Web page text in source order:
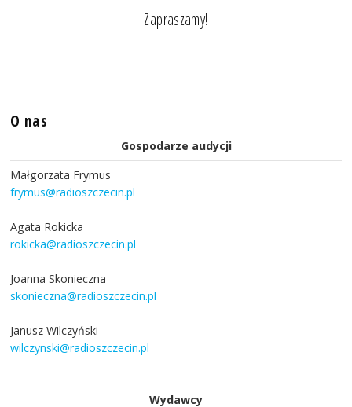
Zapraszamy!
O nas
Gospodarze audycji
Małgorzata Frymus
frymus@radioszczecin.pl
Agata Rokicka
rokicka@radioszczecin.pl
Joanna Skonieczna
skonieczna@radioszczecin.pl
Janusz Wilczyński
wilczynski@radioszczecin.pl
Wydawcy